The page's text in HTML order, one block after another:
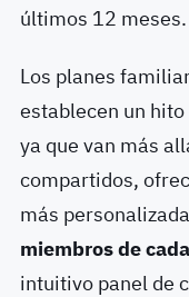
últimos 12 meses.
Los planes
establecen un hito
ya que van más
compartidos,
más
miembros de
intuitivo panel de